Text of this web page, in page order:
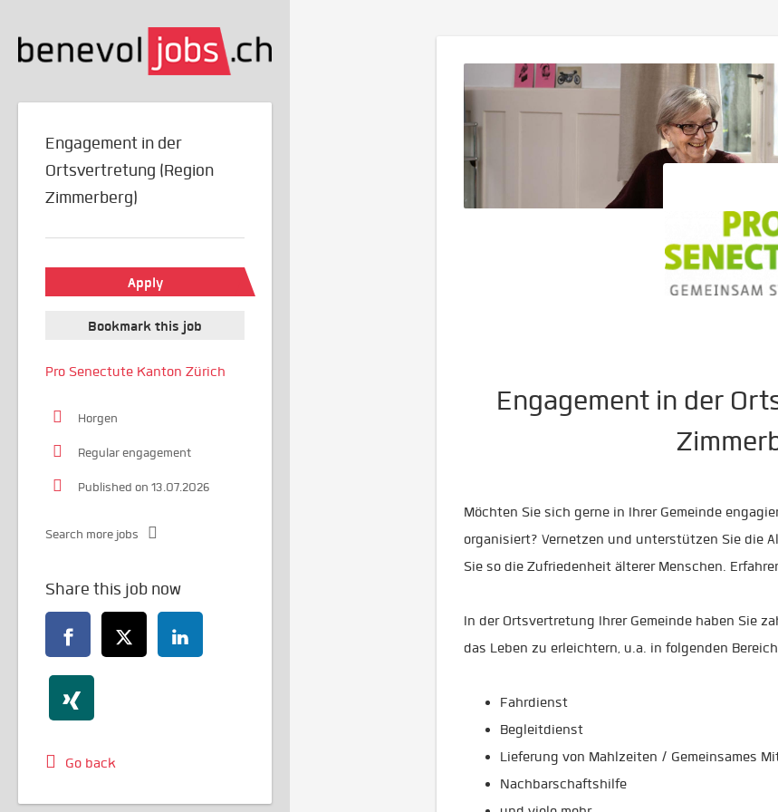
Engagement in der
Möchten Sie sich gerne in Ihrer Gemeinde
organisiert? Vernetzen und unterstützen Sie die
Sie so die Zufriedenheit älterer Menschen.
In der Ortsvertretung Ihrer Gemeinde haben Sie
das Leben zu erleichtern, u.a. in folgenden
Fahrdienst
Begleitdienst
Lieferung von Mahlzeiten / Gemeinsames
Nachbarschaftshilfe
Engagement in der
Ortsvertretung (Region
Zimmerberg)
Apply
Bookmark this job
Pro Senectute Kanton Zürich
Horgen
Regular engagement
Published on 13.07.2026
Search more jobs
Share this job now
Go back